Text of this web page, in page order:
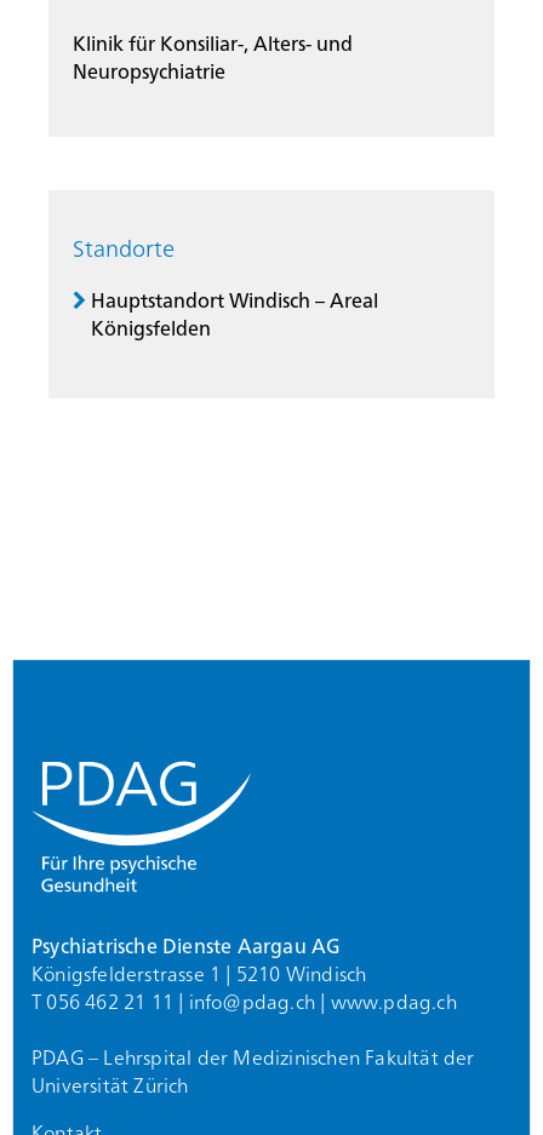
Klinik für Konsiliar-, Alters- und
Neuropsychiatrie
Standorte
Hauptstandort Windisch – Areal
Königsfelden
Psychiatrische Dienste Aargau AG
Königsfelderstrasse 1 | 5210 Windisch
T 056 462 21 11 | info@pdag.ch www.pdag.ch
PDAG – Lehrspital der Medizinischen Fakultät der
Universität Zürich